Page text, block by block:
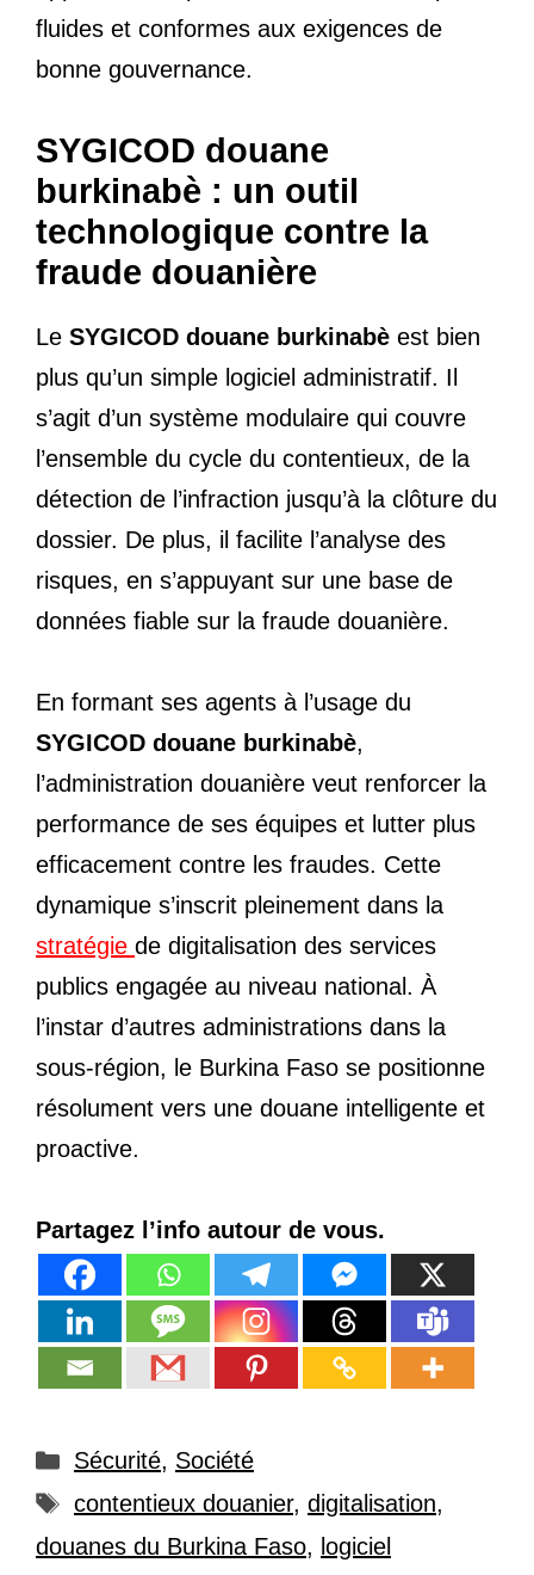
fluides et conformes aux exigences de
bonne gouvernance.
SYGICOD douane
burkinabè : un outil
technologique contre la
fraude douanière
Le SYGICOD douane burkinabè est bien
plus qu’un simple logiciel administratif. Il
s’agit d’un système modulaire qui couvre
l’ensemble du cycle du contentieux, de la
détection de l’infraction jusqu’à la clôture du
dossier. De plus, il facilite l’analyse des
risques, en s’appuyant sur une base de
données fiable sur la fraude douanière.
En formant ses agents à l’usage du
SYGICOD douane burkinabè,
l’administration douanière veut renforcer la
performance de ses équipes et lutter plus
efficacement contre les fraudes. Cette
dynamique s’inscrit pleinement dans la
stratégie de digitalisation des services
publics engagée au niveau national. À
l’instar d’autres administrations dans la
sous-région, le Burkina Faso se positionne
résolument vers une douane intelligente et
proactive.
Partagez l’info autour de vous.
Catégories
Sécurité, Société
Étiquettes
contentieux douanier, digitalisation,
douanes du Burkina Faso, logiciel